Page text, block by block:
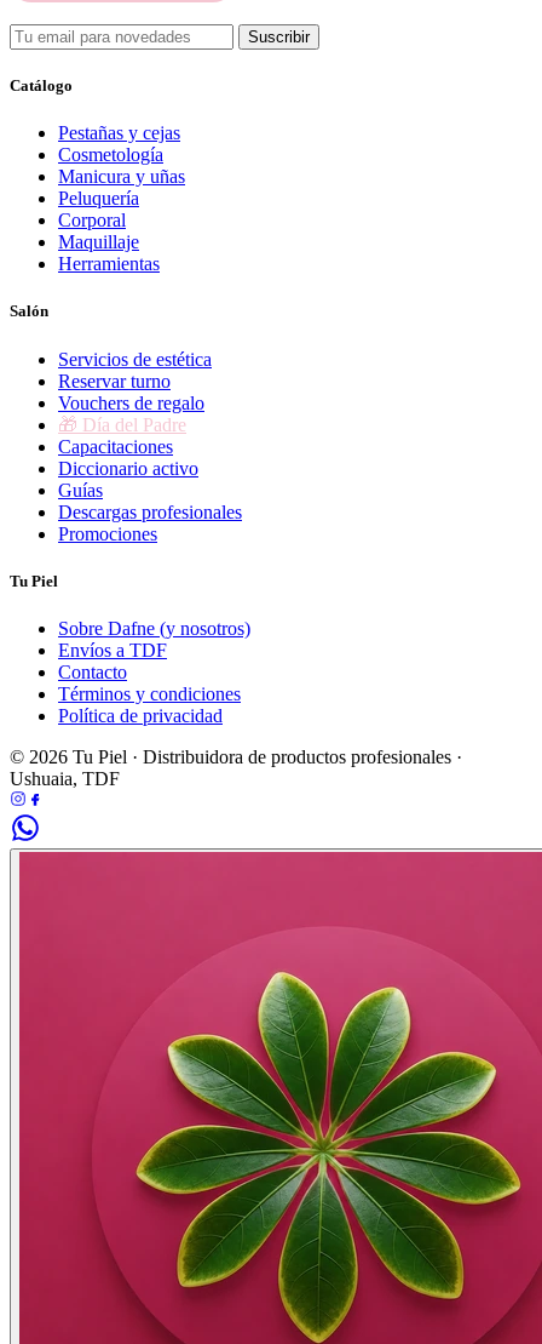
Suscribir
Catálogo
Pestañas y cejas
Cosmetología
Manicura y uñas
Peluquería
Corporal
Maquillaje
Herramientas
Salón
Servicios de estética
Reservar turno
Vouchers de regalo
🎁 Día del Padre
Capacitaciones
Diccionario activo
Guías
Descargas profesionales
Promociones
Tu Piel
Sobre Dafne (y nosotros)
Envíos a TDF
Contacto
Términos y condiciones
Política de privacidad
© 2026 Tu Piel · Distribuidora de productos profesionales ·
Ushuaia, TDF